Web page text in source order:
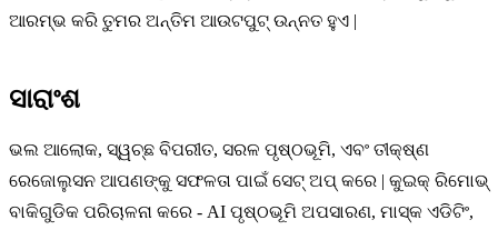
ଆରମ୍ଭ କରି ତୁମର ଅନ୍ତିମ ଆଉଟପୁଟ୍ ଉନ୍ନତ ହୁଏ |
ସାରାଂଶ
ଭଲ ଆଲୋକ, ସ୍ୱଚ୍ଛ ବିପରୀତ, ସରଳ ପୃଷ୍ଠଭୂମି, ଏବଂ ତୀକ୍ଷ୍ଣ
ରେଜୋଲୁସନ ଆପଣଙ୍କୁ ସଫଳତା ପାଇଁ ସେଟ୍ ଅପ୍ କରେ | କୁଇକ୍ ରିମୋଭ୍
ବାକିଗୁଡିକ ପରିଚାଳନା କରେ - AI ପୃଷ୍ଠଭୂମି ଅପସାରଣ, ମାସ୍କ ଏଡିଟିଂ,